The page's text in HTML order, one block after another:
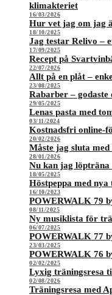
klimakteriet
16/03/2026
Hur vet jag om jag
18/10/2025
Jag testar Relivo –
17/09/2025
Recept på
22/07/2026
Allt på en plåt –
23/08/2025
Rabarber –
29/05/2025
Lenas pasta med
03/11/2024
Kostnadsfri online-
20/02/2026
Måste jag sluta
28/01/2026
Nu kan jag
18/05/2025
Höstpeppa med
16/10/2023
POWERWALK 79
08/11/2025
Ny musiklista för
06/07/2025
POWERWALK 77
23/03/2025
POWERWALK 76
02/02/2025
Lyxig träningsresa
02/08/2026
Träningsresa med